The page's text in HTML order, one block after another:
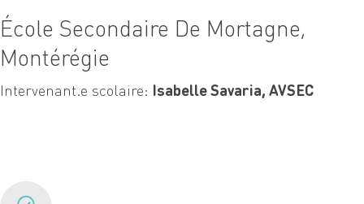
École Secondaire De Mortagne,
Montérégie
Intervenant.e scolaire: Isabelle Savaria, AVSEC